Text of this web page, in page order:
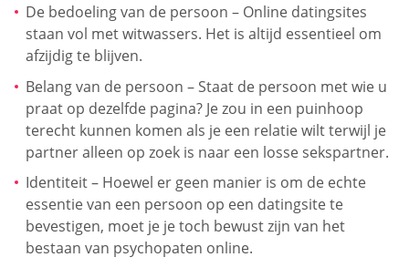
De bedoeling van de persoon – Online datingsites
staan vol met witwassers. Het is altijd essentieel om
afzijdig te blijven.
Belang van de persoon – Staat de persoon met wie u
praat op dezelfde pagina? Je zou in een puinhoop
terecht kunnen komen als je een relatie wilt terwijl je
partner alleen op zoek is naar een losse sekspartner.
Identiteit – Hoewel er geen manier is om de echte
essentie van een persoon op een datingsite te
bevestigen, moet je je toch bewust zijn van het
bestaan van psychopaten online.